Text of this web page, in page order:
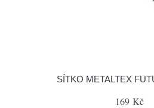
SÍTKO METALTEX
169 Kč